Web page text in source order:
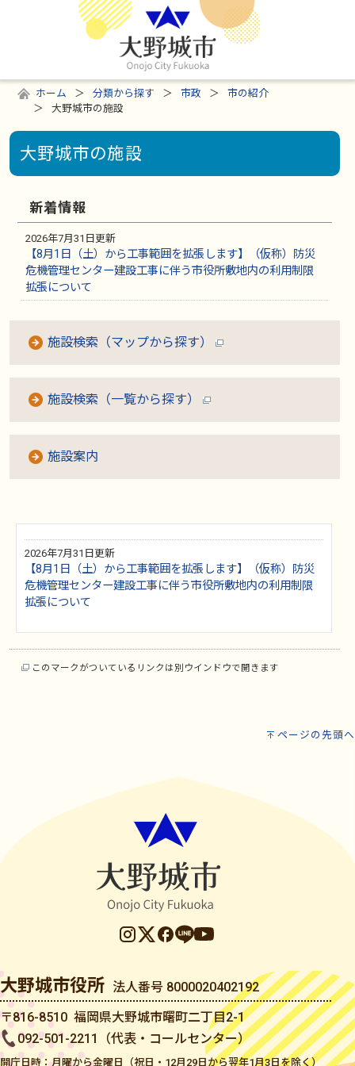
ホーム 分類から探す 市政
市の紹介
大野城市の施設
大野城市の施設
新着情報
2026年7月31日更新
【8月1日（土）から工事範囲を拡張します】（仮称）防災
危機管理センター建設工事に伴う市役所敷地内の利用制限
拡張について
施設検索（マップから探す）
施設検索（一覧から探す）
施設案内
2026年7月31日更新
【8月1日（土）から工事範囲を拡張します】（仮称）防災
危機管理センター建設工事に伴う市役所敷地内の利用制限
拡張について
このマークがついているリンクは別ウインドウで開きます
ページの先頭へ
大野城市役所 法人番号 8000020402192
〒816-8510 福岡県大野城市曙町二丁目2-1
092-501-2211（代表・コールセンター）
開庁日時：月曜から金曜日（祝日・12月29日から翌年1月3日を除く）